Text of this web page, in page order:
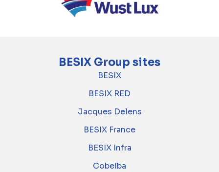
BESIX Group sites
BESIX
BESIX RED
Jacques Delens
BESIX France
BESIX Infra
Cobelba